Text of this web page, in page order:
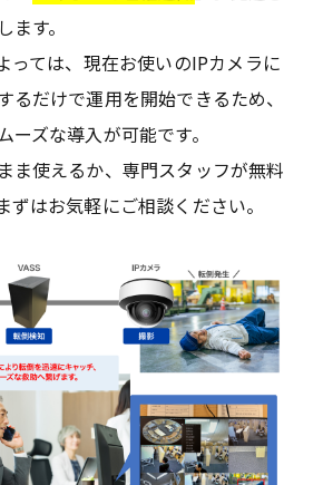
す。
っては、現在お使いのIPカメラに
るだけで運用を開始できるため、
ーズな導入が可能です。
ま使えるか、専門スタッフが無料
ずはお気軽にご相談ください。